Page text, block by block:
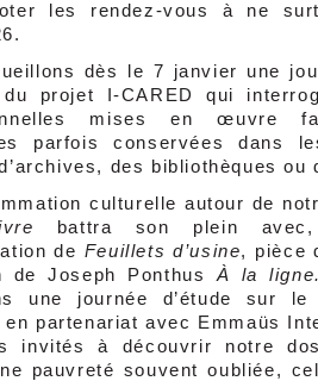
les rendez-vous à ne
dès le 7 janvier une
projet I-CARED qui
mises en œuvre
parfois conservées dans
des bibliothèques ou
culturelle autour de
battra son plein
de Feuillets d’usine, pièce
de Joseph Ponthus À la
une journée d’étude sur
en partenariat avec Emmaüs
invités à découvrir notre
pauvreté souvent oubliée,